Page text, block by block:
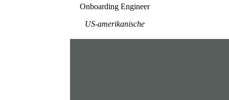
Onboarding Engineer
US-amerikanische